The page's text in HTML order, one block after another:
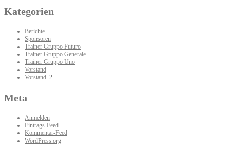
Kategorien
Berichte
Sponsoren
Trainer Gruppo Futuro
Trainer Gruppo Generale
Trainer Gruppo Uno
Vorstand
Vorstand_2
Meta
Anmelden
Eintrags-Feed
Kommentar-Feed
WordPress.org